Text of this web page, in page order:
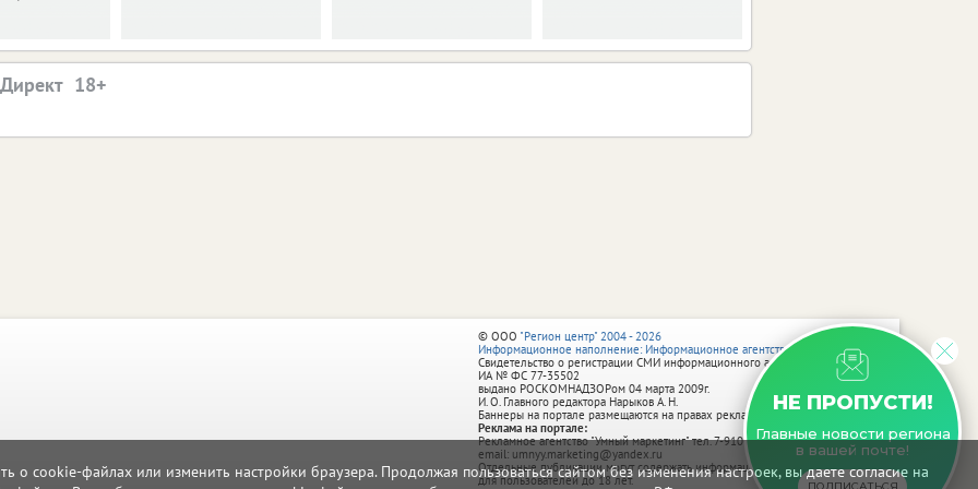
о cookie-файлах или изменить настройки браузера. Продолжая пользоваться сайтом без изменения настроек, вы даете согласие на
НЕ ПРОПУСТИ!
Главные новости региона
в вашей почте!
© ООО "Регион центр" 2004 - 2026
Информационное наполнение: Информационное агентство vRossii.ru
Свидетельство о регистрации СМИ информационного агентства vRossii.ru
ИА № ФС 77‑35502
выдано РОСКОМНАДЗОРом 04 марта 2009г.
И. О. Главного редактора Нарыков А. Н.
Баннеры на портале размещаются на правах рекламы.
Реклама на портале:
Рекламное агентство "Умный маркетинг" тел. 7-910-267-70-40,
email: umnyy.marketing@yandex.ru
Отдельные публикации могут содержать информацию, не предназначенную
для пользователей до 18 лет.